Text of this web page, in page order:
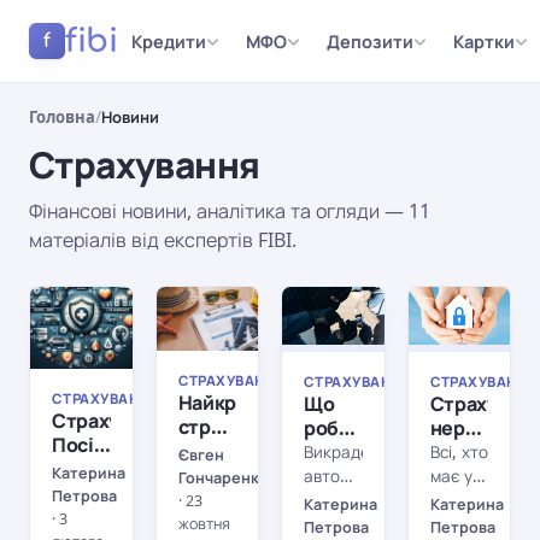
f fibi Кредити МФО Депозити Картки
Головна/Новини
Страхування
Фінансові новини, аналітика та огляди — 11
матеріалів від експертів FIBI.
Результати
СТРАХУВАННЯ
СТРАХУВАННЯ
Страхування:
Посібник
для
розумного
споживача
Катерина
Петрова
·3
СТРАХУВАННЯ
СТРАХУВАННЯ
Найкращі
страхові
компанії
для
виїзду
за
Євген
Гончаренко
·23
жовтня
СТРАХУВАННЯ
СТРАХУВАННЯ
Що
робити,
якщо
викрали
кредитний
автомобіль?
Викрадення
автомобіля
– це
завжди
Катерина
Петрова
СТРАХУВАННЯ
СТРАХУВАННЯ
чи
варто
страхувати
своє
Всі, хто
має у
власності
будинок,
Катерина
Петрова